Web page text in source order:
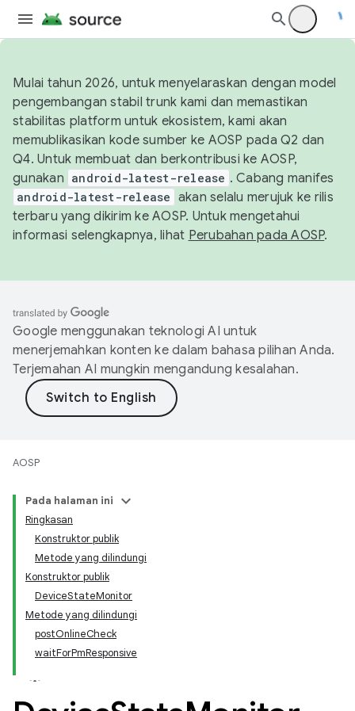
Mulai tahun 2026, untuk menyelaraskan dengan model
pengembangan stabil trunk kami dan memastikan
stabilitas platform untuk ekosistem, kami akan
memublikasikan kode sumber ke AOSP pada Q2 dan
Q4. Untuk membuat dan berkontribusi ke AOSP,
gunakan android-latest-release . Cabang manifes
android-latest-release akan selalu merujuk ke rilis
terbaru yang dikirim ke AOSP. Untuk mengetahui
informasi selengkapnya, lihat Perubahan pada AOSP.
Google menggunakan teknologi AI untuk
menerjemahkan konten ke dalam bahasa pilihan Anda.
Terjemahan AI mungkin mengandung kesalahan.
AOSP
Pada halaman ini
Ringkasan
Konstruktor publik
Metode yang dilindungi
Konstruktor publik
DeviceStateMonitor
Metode yang dilindungi
postOnlineCheck
waitForPmResponsive